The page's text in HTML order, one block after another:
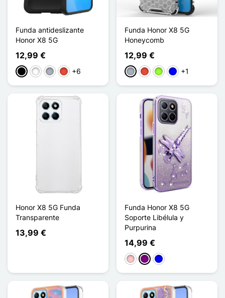
Funda antideslizante
Honor X8 5G
12,99 €
NegroBlanco
Gris Rojo+6
Funda Honor X8 5G
Honeycomb
12,99 €
Gris RojoVerde manzana
Azul+1
Honor X8 5G Funda
Transparente
13,99 €
Funda Honor X8 5G
Soporte Libélula y
Purpurina
14,99 €
RosaPúrpura
Azul